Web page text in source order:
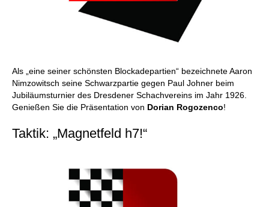
Als „eine seiner schönsten Blockadepartien“ bezeichnete Aaron
Nimzowitsch seine Schwarzpartie gegen Paul Johner beim
Jubiläumsturnier des Dresdener Schachvereins im Jahr 1926.
Genießen Sie die Präsentation von Dorian Rogozenco!
Taktik: „Magnetfeld h7!“